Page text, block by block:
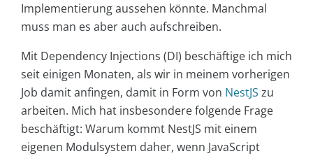
Implementierung aussehen könnte. Manchmal
muss man es aber auch aufschreiben.
Mit Dependency Injections (DI) beschäftige ich mich
seit einigen Monaten, als wir in meinem vorherigen
Job damit anfingen, damit in Form von NestJS zu
arbeiten. Mich hat insbesondere folgende Frage
beschäftigt: Warum kommt NestJS mit einem
eigenen Modulsystem daher, wenn JavaScript